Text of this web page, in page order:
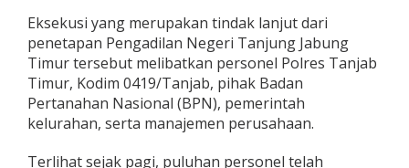
E
k
s
e
k
u
s
Eksekusi yang merupakan tindak lanjut dari
penetapan Pengadilan Negeri Tanjung Jabung
Timur tersebut melibatkan personel Polres Tanjab
Timur, Kodim 0419/Tanjab, pihak Badan
Pertanahan Nasional (BPN), pemerintah
kelurahan, serta manajemen perusahaan.
Terlihat sejak pagi, puluhan personel telah